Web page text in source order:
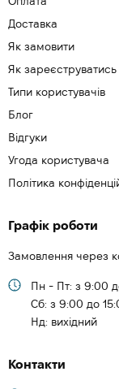
Доставка
Як замовити
Як зареєструватись
Типи користувачів
Блог
Відгуки
Угода користувача
Політика
Графік роботи
Замовлення через
Пн - Пт: з 9:00
Cб: з 9:00 до
Нд: вихідний
Контакти